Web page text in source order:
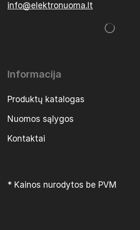
info@elektronuoma.lt
Informacija
Produktų katalogas
Nuomos sąlygos
Kontaktai
* Kainos nurodytos be PVM